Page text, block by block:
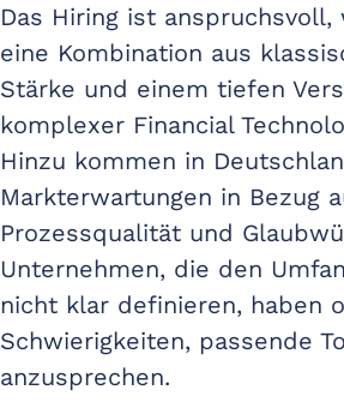
Das Hiring ist anspruchsvoll,
eine Kombination aus
Stärke und einem tiefen
komplexer Financial
Hinzu kommen in
Markterwartungen in Bezug
Prozessqualität und
Unternehmen, die den
nicht klar definieren, haben
Schwierigkeiten, passende
anzusprechen.